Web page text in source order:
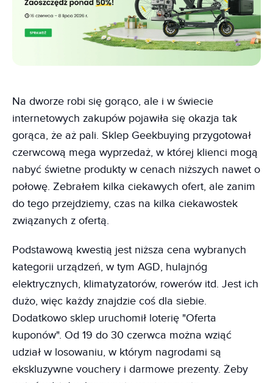
Na dworze robi się gorąco, ale i w świecie
internetowych zakupów pojawiła się okazja tak
gorąca, że aż pali. Sklep Geekbuying przygotował
czerwcową mega wyprzedaż, w której klienci mogą
nabyć świetne produkty w cenach niższych nawet o
połowę. Zebrałem kilka ciekawych ofert, ale zanim
do tego przejdziemy, czas na kilka ciekawostek
związanych z ofertą.
Podstawową kwestią jest niższa cena wybranych
kategorii urządzeń, w tym AGD, hulajnóg
elektrycznych, klimatyzatorów, rowerów itd. Jest ich
dużo, więc każdy znajdzie coś dla siebie.
Dodatkowo sklep uruchomił loterię "Oferta
kuponów". Od 19 do 30 czerwca można wziąć
udział w losowaniu, w którym nagrodami są
ekskluzywne vouchery i darmowe prezenty. Żeby